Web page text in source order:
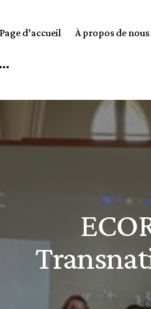
Page d’accueil À propos de nous